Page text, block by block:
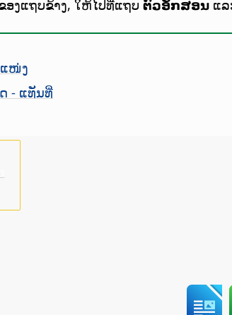
ອງແຖບຂ້າງ, ໃຫ້ໄປທີ່ແຖບ ຕົວອັກສອນ ແ
ໜ່ງ
- ແທັນທີ່